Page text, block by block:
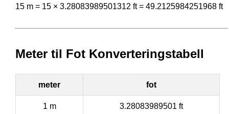
15 m = 15 × 3.28083989501312 ft = 49.2125984251968 ft
Meter til Fot Konverteringstabell
meter fot
1 m 3.28083989501 ft